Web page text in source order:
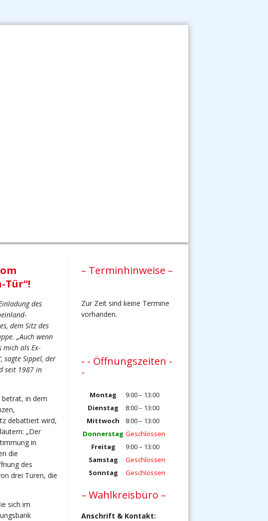
Tür“!
des
dem Sitz des
„Auch wenn
mich als Ex-
sagte Sippel, der
seit 1987 in
betrat, in dem
debattiert wird,
„Der
in
die
des
drei Türen, die
sich im
– Terminhinweise –
Zur Zeit sind keine Termine
vorhanden.
- - Öffnungszeiten -
-
Montag
9:00 – 13:00
Dienstag
8:00 – 13:00
Mittwoch
8:00 – 13:00
Donnerstag Geschlossen
Freitag
9:00 – 13:00
Samstag
Geschlossen
Sonntag
Geschlossen
– Wahlkreisbüro –
Anschrift & Kontakt: